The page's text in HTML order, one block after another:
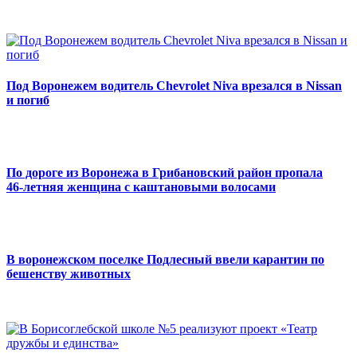
Под Воронежем водитель Chevrolet Niva врезался в Nissan
и погиб
По дороге из Воронежа в Грибановский район пропала
46‑летняя женщина с каштановыми волосами
В воронежском поселке Подлесный ввели карантин по
бешенству животных